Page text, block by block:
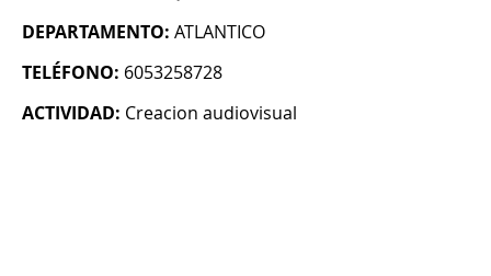
DEPARTAMENTO: ATLANTICO
TELÉFONO: 6053258728
ACTIVIDAD: Creacion audiovisual